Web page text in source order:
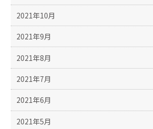
2021年10月
2021年9月
2021年8月
2021年7月
2021年6月
2021年5月